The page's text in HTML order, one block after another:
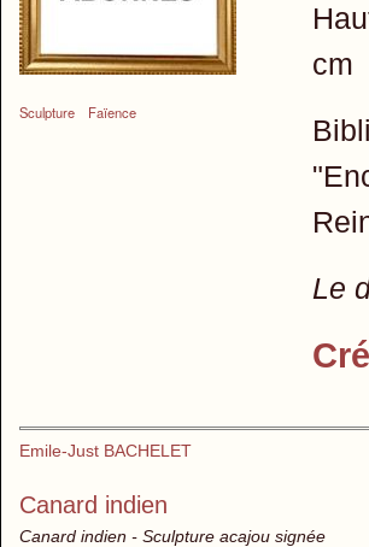
Sculpture Faïence
cm
Le
Emile-Just BACHELET
Canard indien
Canard indien - Sculpture acajou signée